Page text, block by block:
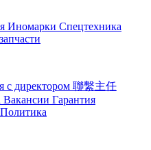
Иномарки Спецтехника
с директором 聯繫主任
Вакансии Гарантия
Политика